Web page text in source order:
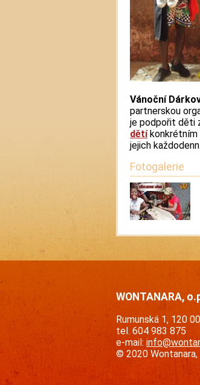
Vánoční
partnerskou
je podpořit děti
dětíkonkrétním
jejich
Fotogalerie
WONTANARA,
Rumunská 1, 120
tel. 604 983 875
e-mail:
© 2020 Wontanara,